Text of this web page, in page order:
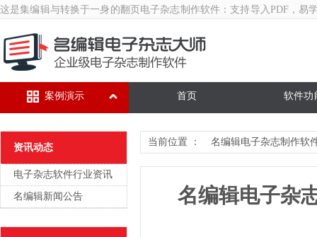
这是集编辑与转换于一身的翻页 电子杂志制作软件 ：支持导入PDF，易
首页
案例演示 软件功
资讯动态
电子杂志软件行业资讯
名编辑新闻公告
当前位置 ： 名编辑电子杂志制作软
名编辑电子杂